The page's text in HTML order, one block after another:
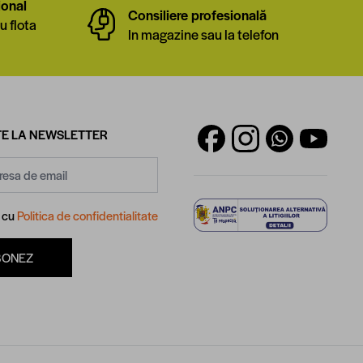
flota
Consiliere profesională
In magazine sau la telefon
LA NEWSLETTER
Politica de confidentialitate